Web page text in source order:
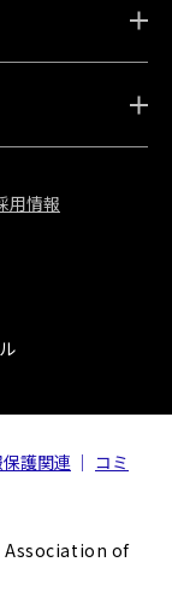
用情報
護関連
コミ
of